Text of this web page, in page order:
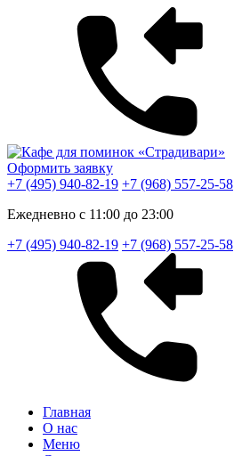
Оформить заявку
+7 (495) 940-82-19 +7 (968) 557-25-58
Ежедневно с 11:00 до 23:00
+7 (495) 940-82-19 +7 (968) 557-25-58
Главная
О нас
Меню